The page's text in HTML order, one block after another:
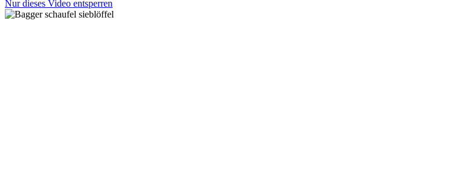
Nur dieses Video entsperren